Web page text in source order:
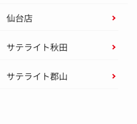
仙台店
サテライト秋田
サテライト郡山